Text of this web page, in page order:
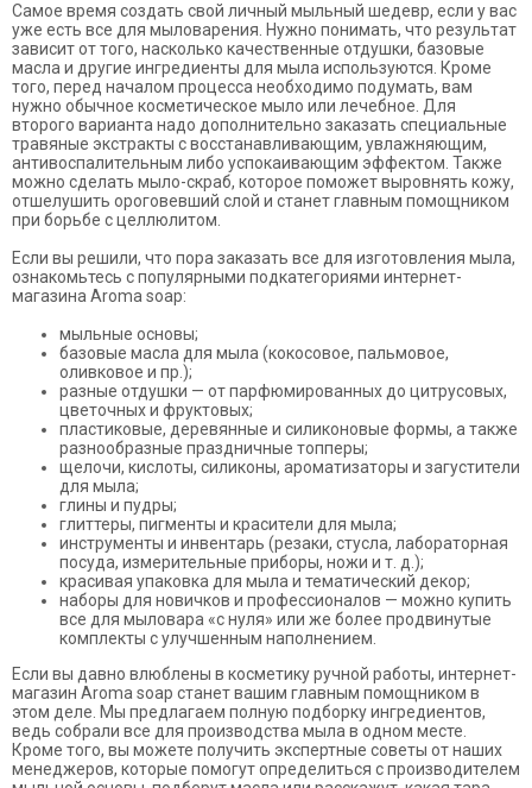
Самое время создать свой личный мыльный шедевр, если у вас
уже есть все для мыловарения. Нужно понимать, что результат
зависит от того, насколько качественные отдушки, базовые
масла и другие ингредиенты для мыла используются. Кроме
того, перед началом процесса необходимо подумать, вам
нужно обычное косметическое мыло или лечебное. Для
второго варианта надо дополнительно заказать специальные
травяные экстракты с восстанавливающим, увлажняющим,
антивоспалительным либо успокаивающим эффектом. Также
можно сделать мыло-скраб, которое поможет выровнять кожу,
отшелушить ороговевший слой и станет главным помощником
при борьбе с целлюлитом.
Если вы решили, что пора заказать все для изготовления мыла,
ознакомьтесь с популярными подкатегориями интернет-
магазина Aroma soap:
мыльные основы;
базовые масла для мыла (кокосовое, пальмовое,
оливковое и пр.);
разные отдушки — от парфюмированных до цитрусовых,
цветочных и фруктовых;
пластиковые, деревянные и силиконовые формы, а также
разнообразные праздничные топперы;
щелочи, кислоты, силиконы, ароматизаторы и загустители
для мыла;
глины и пудры;
глиттеры, пигменты и красители для мыла;
инструменты и инвентарь (резаки, стусла, лабораторная
посуда, измерительные приборы, ножи и т. д.);
красивая упаковка для мыла и тематический декор;
наборы для новичков и профессионалов — можно купить
все для мыловара «с нуля» или же более продвинутые
комплекты с улучшенным наполнением.
Если вы давно влюблены в косметику ручной работы, интернет-
магазин Aroma soap станет вашим главным помощником в
этом деле. Мы предлагаем полную подборку ингредиентов,
ведь собрали все для производства мыла в одном месте.
Кроме того, вы можете получить экспертные советы от наших
менеджеров, которые помогут определиться с производителем